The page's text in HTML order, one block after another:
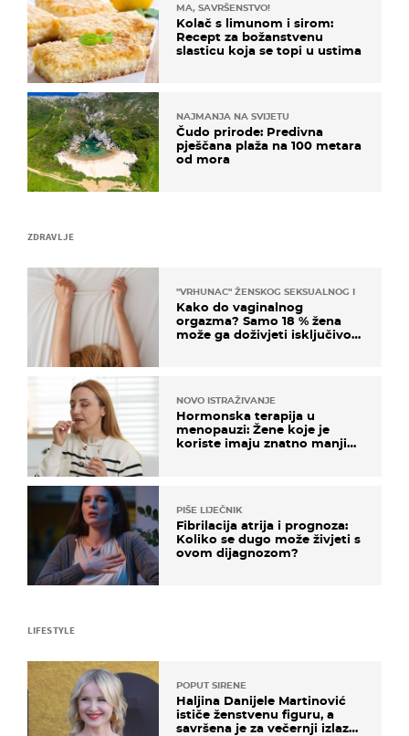
ZDRAVLJE
"VRHUNAC" ŽENSKOG SEKSUALNOG ISKUSTVA
Kako do vaginalnog
orgazma? Samo 18 % žena
može ga doživjeti isključivo
NOVO ISTRAŽIVANJE
Hormonska terapija u
menopauzi: Žene koje je
koriste imaju znatno manji
PIŠE LIJEČNIK
Fibrilacija atrija i prognoza:
Koliko se dugo može živjeti s
ovom dijagnozom?
MA, SAVRŠENSTVO!
Kolač s limunom i sirom:
Recept za božanstvenu
slasticu koja se topi u ustima
NAJMANJA NA SVIJETU
Čudo prirode: Predivna
pješčana plaža na 100 metara
od mora
LIFESTYLE
POPUT SIRENE
Haljina Danijele Martinović
ističe ženstvenu figuru, a
savršena je za večernji izlazak